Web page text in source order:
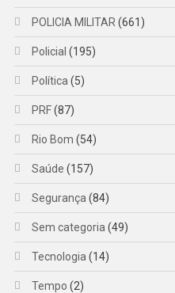
POLICIA MILITAR (661)
Policial (195)
Política (5)
PRF(87)
Rio Bom (54)
Saúde (157)
Segurança (84)
Sem categoria (49)
Tecnologia (14)
Tempo (2)